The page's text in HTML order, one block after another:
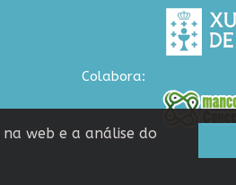
Colabora:
web e a análise do